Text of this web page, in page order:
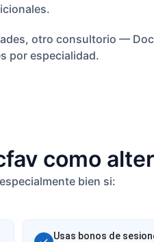
otro consultorio —
por especialidad.
como
bien si:
Usas bonos de